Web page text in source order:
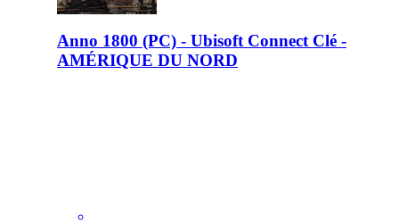
Anno 1800 (PC) - Ubisoft Connect Clé -
AMÉRIQUE DU NORD